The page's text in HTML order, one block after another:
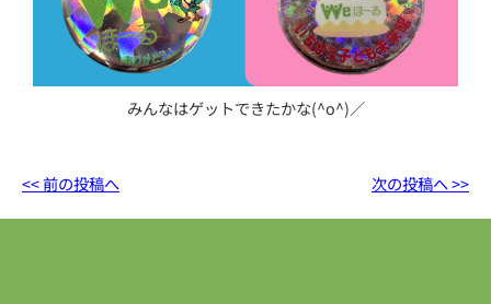
みんなはゲットできたかな(^o^)／
<< 前の投稿へ 次の投稿へ >>